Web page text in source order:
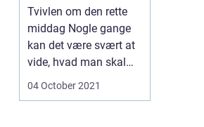
Tvivlen om den rette
middag Nogle gange
kan det være svært at
vide, hvad man skal
servere for sine ...
04 October 2021